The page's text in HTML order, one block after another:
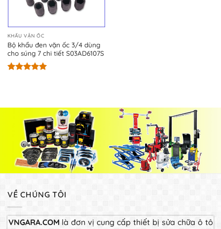
KHẨU VẶN ỐC
Bộ khẩu đen vặn ốc 3/4 dùng
cho súng 7 chi tiết S03AD6107S
VỀ CHÚNG TÔI
VNGARA.COM là đơn vị cung cấp thiết bị sửa chữa ô tô